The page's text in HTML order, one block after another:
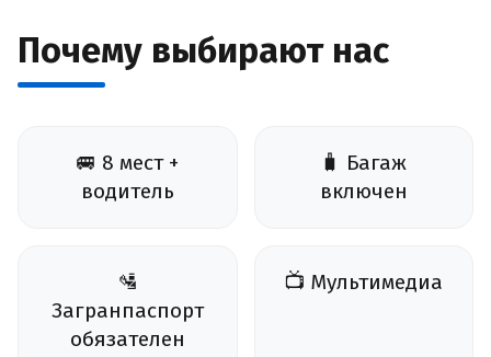
Почему выбирают нас
🚐 8 мест +
водитель
🧳 Багаж
включен
🛂
Загранпаспорт
обязателен
📺 Мультимедиа